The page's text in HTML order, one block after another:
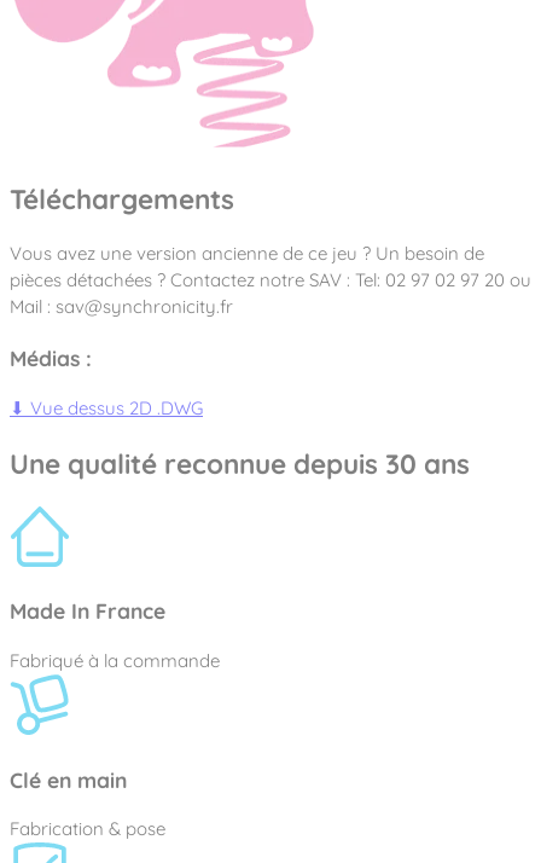
Téléchargements
Vous avez une version ancienne de ce jeu ? Un besoin de
pièces détachées ? Contactez notre SAV : Tel: 02 97 02 97 20 ou
Mail : sav@synchronicity.fr
Médias :
⬇ Vue dessus 2D .DWG
Une qualité reconnue depuis 30 ans
Made In France
Fabriqué à la commande
Clé en main
Fabrication & pose